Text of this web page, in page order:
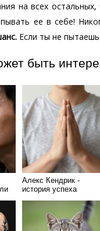
на всех
ее в себе!
Если ты не
быть
Алекс Кендрик -
история успеха